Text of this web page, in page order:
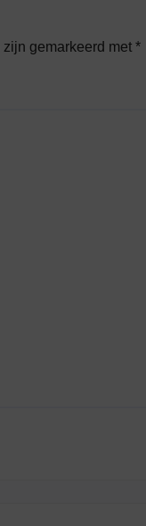
gemarkeerd met *